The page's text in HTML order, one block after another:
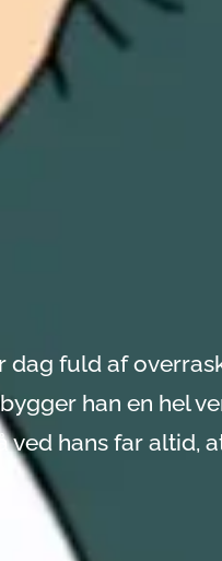
dag fuld af
han en hel
ved hans far altid,